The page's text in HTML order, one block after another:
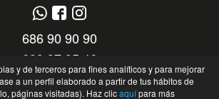
686 90 90 90
699 37 95 46
- Santa Cruz de Tenerife - Santa Cruz de Tenerife -
España
y de terceros para fines analíticos y para mejorar
a un perfil elaborado a partir de tus hábitos de
páginas visitadas). Haz clicaquípara más